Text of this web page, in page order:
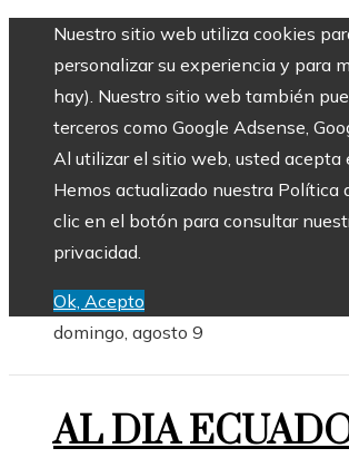
Nuestro sitio web utiliza cookies
personalizar su experiencia y para
hay). Nuestro sitio web también
terceros como Google Adsense,
Al utilizar el sitio web, usted acepta
Hemos actualizado nuestra Política
clic en el botón para consultar
privacidad.
Ok, Acepto
domingo, agosto 9
AL DIA